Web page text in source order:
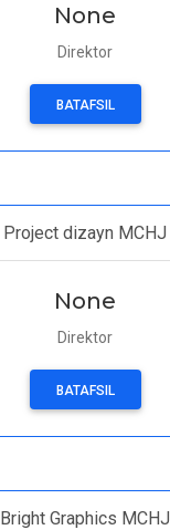
None
Direktor
BATAFSIL
Project dizayn MCHJ
None
Direktor
BATAFSIL
Bright Graphics MCHJ